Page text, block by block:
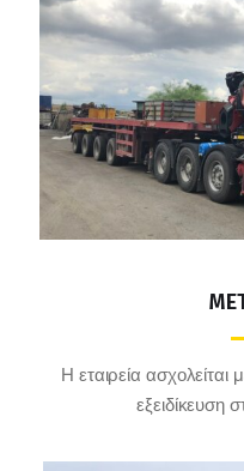
Η εταιρεία
εξειδίκευση